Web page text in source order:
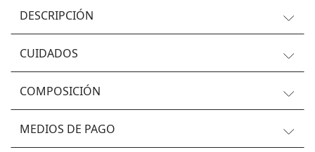
DESCRIPCIÓN
CUIDADOS
COMPOSICIÓN
MEDIOS DE PAGO